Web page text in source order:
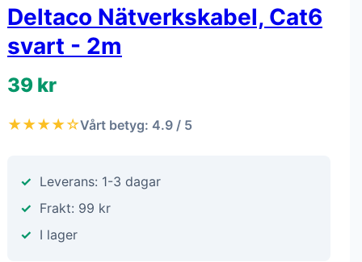
Deltaco Nätverkskabel, Cat6
svart - 2m
39 kr
★★★★☆Vårt betyg: 4.9 / 5
Leverans: 1-3 dagar
Frakt: 99 kr
I lager